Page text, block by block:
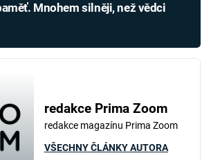
Mnohem silněji, než vědci
redakce Prima Zoom
redakce magazínu Prima Zoom
VŠECHNY ČLÁNKY AUTORA